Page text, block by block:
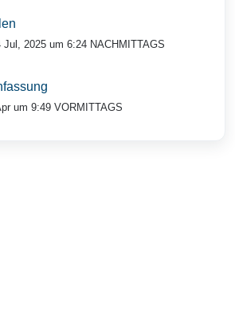
Jul, 2025 um 6:24 NACHMITTAGS
um 9:49 VORMITTAGS